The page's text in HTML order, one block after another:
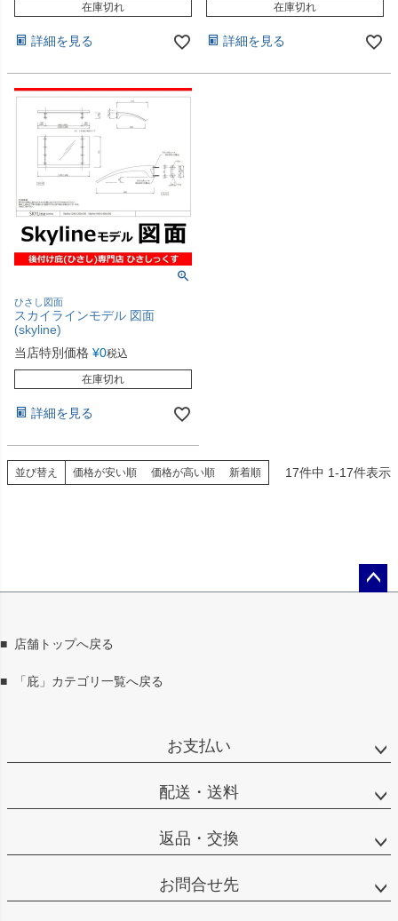
在庫切れ
詳細を見る
在庫切れ
詳細を見る
ひさし図面
スカイラインモデル 図面
(skyline)
当店特別価格 ¥0税込
在庫切れ
詳細を見る
並び替え 価格が安い順 価格が高い順 新着順 17件中 1-17件表示
■ 店舗トップへ戻る
■ 「庇」カテゴリ一覧へ戻る
お支払い
配送・送料
返品・交換
お問合せ先